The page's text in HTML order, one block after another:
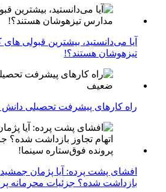
آیا می‌دانستید، بیشترین قبولی
تیزهوشان هستند؟!
راه کارهای پیشرفت تحصیلی
افشای پشت پرده: آیا پژمان جمشیدی
بازداشت شده؟ جزئیات محرمانه